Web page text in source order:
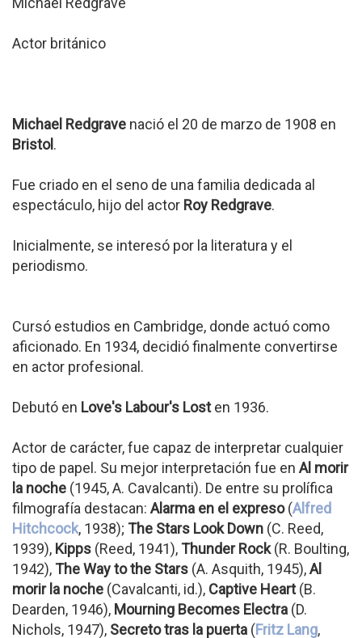
Actor británico
Michael Redgrave nació el 20 de marzo de 1908 en
Bristol.
Fue criado en el seno de una familia dedicada al
espectáculo, hijo del actor Roy Redgrave.
Inicialmente, se interesó por la literatura y el
periodismo.
Cursó estudios en Cambridge, donde actuó como
aficionado. En 1934, decidió finalmente convertirse
en actor profesional.
Debutó en Love's Labour's Losten 1936.
Actor de carácter, fue capaz de interpretar cualquier
tipo de papel. Su mejor interpretación fue en Al morir
la noche (1945, A. Cavalcanti). De entre su prolífica
filmografía destacan: Alarma en el expreso(Alfred
Hitchcock, 1938); The Stars Look Down (C. Reed,
1939), Kipps (Reed, 1941), Thunder Rock(R. Boulting,
1942), The Way to the Stars (A. Asquith, 1945),Al
morir la noche (Cavalcanti, id.), Captive Heart(B.
Dearden, 1946), Mourning Becomes Electra (D.
Nichols, 1947), Secreto tras la puerta (Fritz Lang,